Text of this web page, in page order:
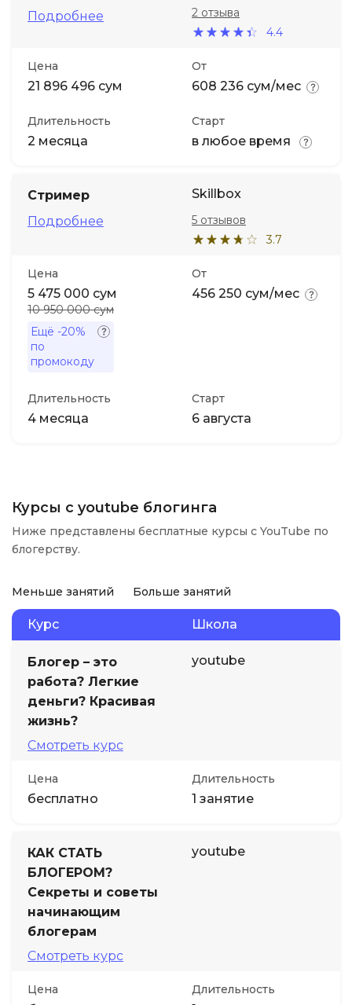
Подробнее
4.4
2 отзыва
Цена
21 896 496 сум
От
608 236 сум/мес
Длительность
2 месяца
Старт
в любое время
Стример
Подробнее
Skillbox
3.7
5 отзывов
Цена
5 475 000 сум
10 950 000 сум
Ещё -20%
по
промокоду
От
456 250 сум/мес
Длительность
4 месяца
Старт
6 августа
Курсы с youtube блогинга
Ниже представлены бесплатные курсы с YouTube по
блогерству.
Меньше занятий Больше занятий
Курс Школа
Блогер – это
работа? Легкие
деньги? Красивая
жизнь?
Смотреть курс
youtube
Цена
бесплатно
Длительность
1 занятие
КАК СТАТЬ
БЛОГЕРОМ?
Секреты и советы
начинающим
блогерам
Смотреть курс
youtube
Цена Длительность